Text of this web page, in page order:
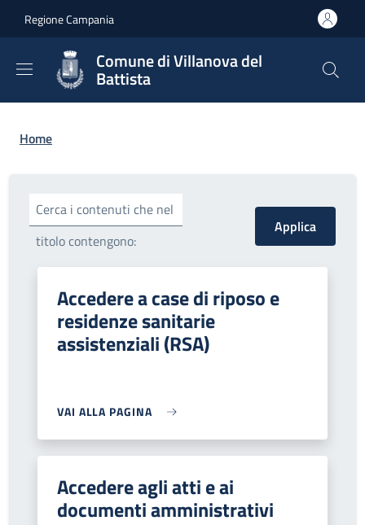
Regione Campania
Comune di Villanova del
Battista
Briciole di pane
Home
Cerca i contenuti che nel
titolo contengono:
Accedere a case di riposo e
residenze sanitarie
assistenziali (RSA)
VAI ALLA PAGINA
Accedere agli atti e ai
documenti amministrativi